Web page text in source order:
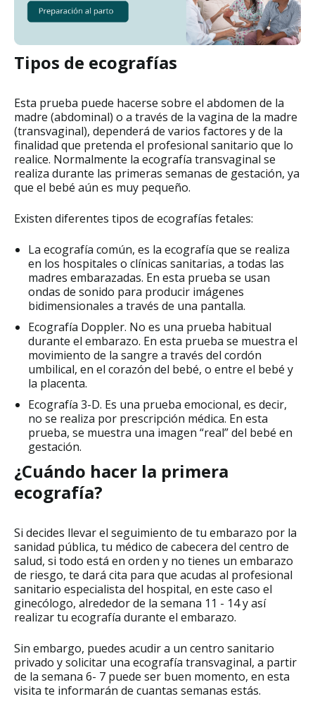
Tipos de ecografías
Esta prueba puede hacerse sobre el abdomen de la
madre (abdominal) o a través de la vagina de la madre
(transvaginal), dependerá de varios factores y de la
finalidad que pretenda el profesional sanitario que lo
realice. Normalmente la ecografía transvaginal se
realiza durante las primeras semanas de gestación, ya
que el bebé aún es muy pequeño.
Existen diferentes tipos de ecografías fetales:
La ecografía común, es la ecografía que se realiza
en los hospitales o clínicas sanitarias, a todas las
madres embarazadas. En esta prueba se usan
ondas de sonido para producir imágenes
bidimensionales a través de una pantalla.
Ecografía Doppler. No es una prueba habitual
durante el embarazo. En esta prueba se muestra el
movimiento de la sangre a través del cordón
umbilical, en el corazón del bebé, o entre el bebé y
la placenta.
Ecografía 3-D. Es una prueba emocional, es decir,
no se realiza por prescripción médica. En esta
prueba, se muestra una imagen “real” del bebé en
gestación.
¿Cuándo hacer la primera
ecografía?
Si decides llevar el seguimiento de tu embarazo por la
sanidad pública, tu médico de cabecera del centro de
salud, si todo está en orden y no tienes un embarazo
de riesgo, te dará cita para que acudas al profesional
sanitario especialista del hospital, en este caso el
ginecólogo, alrededor de la semana 11 - 14 y así
realizar tu ecografía durante el embarazo.
Sin embargo, puedes acudir a un centro sanitario
privado y solicitar una ecografía transvaginal, a partir
de la semana 6- 7 puede ser buen momento, en esta
visita te informarán de cuantas semanas estás.